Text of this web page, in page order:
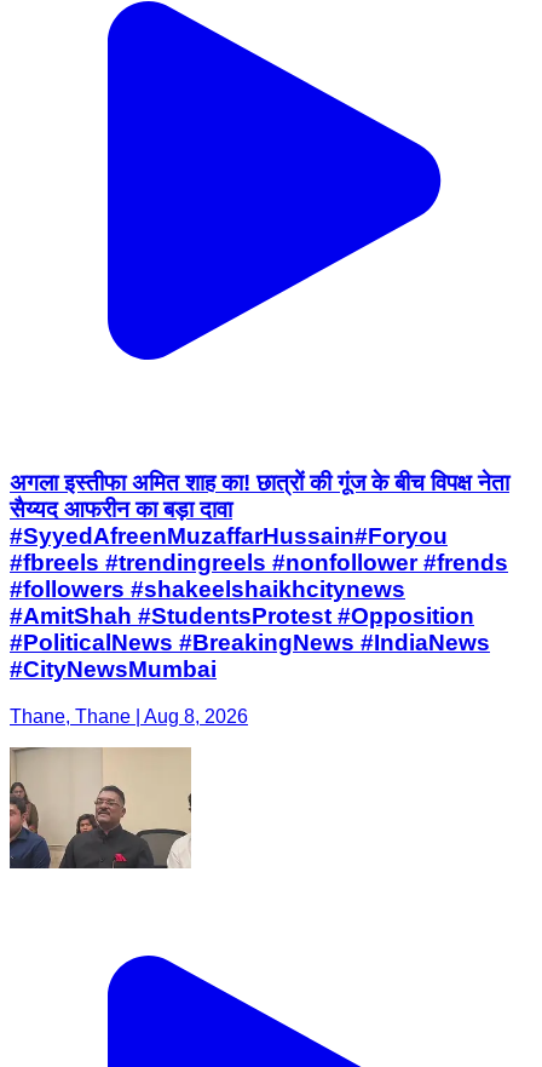
अगला इस्तीफा अमित शाह का! छात्रों की गूंज के बीच विपक्ष नेता
सैय्यद आफरीन का बड़ा दावा
#SyyedAfreenMuzaffarHussain#Foryou
#fbreels #trendingreels #nonfollower #frends
#followers #shakeelshaikhcitynews
#AmitShah #StudentsProtest #Opposition
#PoliticalNews #BreakingNews #IndiaNews
#CityNewsMumbai
Thane, Thane | Aug 8, 2026